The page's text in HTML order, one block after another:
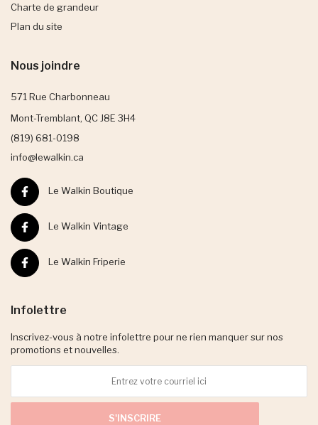
Charte de grandeur
Plan du site
Nous joindre
571 Rue Charbonneau
Mont-Tremblant, QC J8E 3H4
(819) 681-0198
info@lewalkin.ca
Le Walkin Boutique
Le Walkin Vintage
Le Walkin Friperie
Infolettre
Inscrivez-vous à notre infolettre pour ne rien manquer sur nos
promotions et nouvelles.